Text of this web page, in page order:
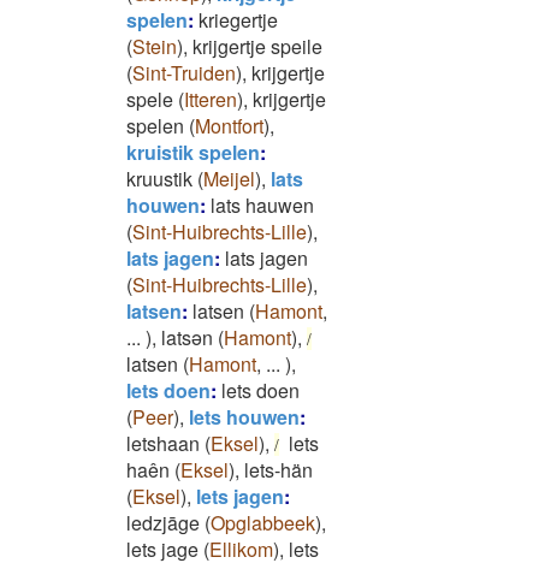
spelen: kriegertje
(Stein), krijgertje speile
(Sint-Truiden), krijgertje
spele (Itteren), krijgertje
spelen (Montfort),
kruistik spelen:
kruustik (Meijel), lats
houwen: lats hauwen
(Sint-Huibrechts-Lille),
lats jagen: lats jagen
(Sint-Huibrechts-Lille),
latsen: latsen (Hamont,
... ), latsən (Hamont), /
latsen (Hamont, ... ),
lets doen: lets doen
(Peer), lets houwen:
letshaan (Eksel), / lets
haên (Eksel), lets-hän
(Eksel), lets jagen:
ledzjāge (Opglabbeek),
lets jage (Ellikom), lets